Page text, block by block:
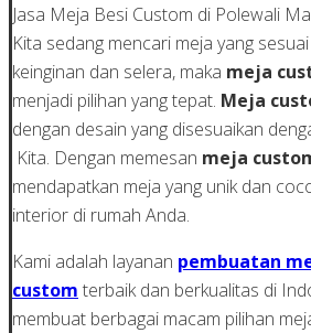
Jasa Meja Besi Custom di Polewali
Kita sedang mencari meja yang
keinginan dan selera, maka meja
menjadi pilihan yang tepat. Meja
dengan desain yang disesuaikan
Kita. Dengan memesan meja
mendapatkan meja yang unik dan
interior di rumah Anda.
Kami adalah layanan pembuatan
custom terbaik dan berkualitas di
membuat berbagai macam pilihan